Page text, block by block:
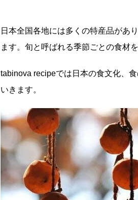
日本全国各地には多くの特産品があ
ます。旬と呼ばれる季節ごとの食材
tabinova recipeでは日本の食文化、
いきます。